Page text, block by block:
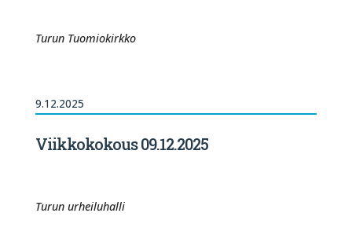
Turun Tuomiokirkko
9.12.2025
Viikkokokous 09.12.2025
Turun urheiluhalli